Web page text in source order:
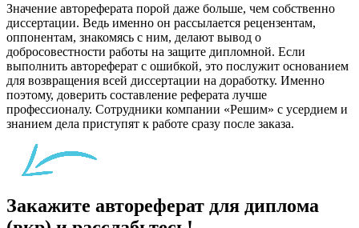
Значение автореферата порой даже больше, чем собственно
диссертации. Ведь именно он рассылается рецензентам,
оппонентам, знакомясь с ним, делают вывод о
добросовестности работы на защите дипломной. Если
выполнить автореферат с ошибкой, это послужит основанием
для возвращения всей диссертации на доработку. Именно
поэтому, доверить составление реферата лучше
профессионалу. Сотрудники компании «Решим» с усердием и
знанием дела приступят к работе сразу после заказа.
Закажите автореферат для диплома